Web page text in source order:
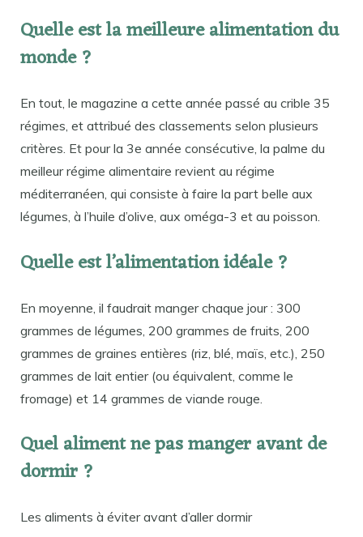
Quelle est la meilleure alimentation du
monde ?
En tout, le magazine a cette année passé au crible 35
régimes, et attribué des classements selon plusieurs
critères. Et pour la 3e année consécutive, la palme du
meilleur régime alimentaire revient au régime
méditerranéen, qui consiste à faire la part belle aux
légumes, à l’huile d’olive, aux oméga-3 et au poisson.
Quelle est l’alimentation idéale ?
En moyenne, il faudrait manger chaque jour : 300
grammes de légumes, 200 grammes de fruits, 200
grammes de graines entières (riz, blé, maïs, etc.), 250
grammes de lait entier (ou équivalent, comme le
fromage) et 14 grammes de viande rouge.
Quel aliment ne pas manger avant de
dormir ?
Les aliments à éviter avant d’aller dormir